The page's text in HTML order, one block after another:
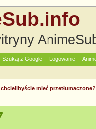
Szukaj z Google Logowanie
mieć